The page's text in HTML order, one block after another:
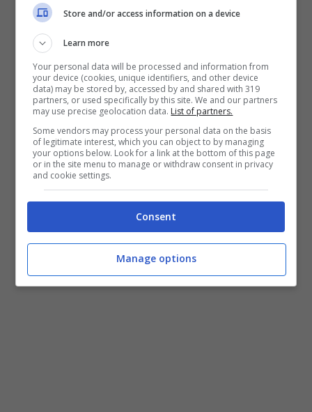
Quanto guadagna Afrojack – Fonte foto: Ansa
(nursenews.it)
Store and/or access information on a device
Learn more
Your personal data will be processed and information from
your device (cookies, unique identifiers, and other device
data) may be stored by, accessed by and shared with 319
partners, or used specifically by this site. We and our partners
may use precise geolocation data. List of partners.
Some vendors may process your personal data on the basis
of legitimate interest, which you can object to by managing
your options below. Look for a link at the bottom of this page
or in the site menu to manage or withdraw consent in privacy
and cookie settings.
Consent
Manage options